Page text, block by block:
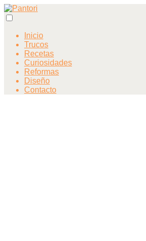
Inicio
Trucos
Recetas
Curiosidades
Reformas
Diseño
Contacto